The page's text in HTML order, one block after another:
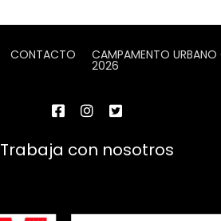
CONTACTO CAMPAMENTO
2026
Trabaja con nosotros